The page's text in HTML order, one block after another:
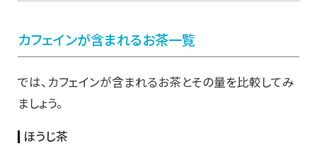
カフェインが含まれるお茶一覧
では、カフェインが含まれるお茶とその量を比較してみ
ましょう。
ほうじ茶